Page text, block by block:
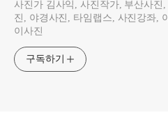
사진가 김사익, 사진작가, 부산사진
진, 야경사진, 타임랩스, 사진강좌,
이사진
구독하기